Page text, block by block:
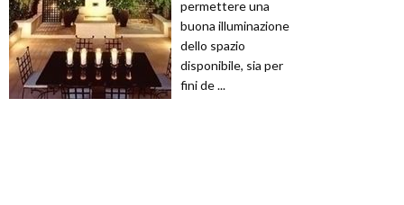
permettere una
buona illuminazione
dello spazio
disponibile, sia per
fini de ...